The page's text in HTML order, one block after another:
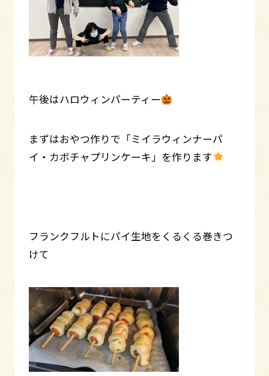
午後はハロウィンパーティー
まずはおやつ作りで「ミイラウィンナーパ
イ・カボチャプリンケーキ」を作ります
フランクフルトにパイ生地をくるくる巻きつ
けて